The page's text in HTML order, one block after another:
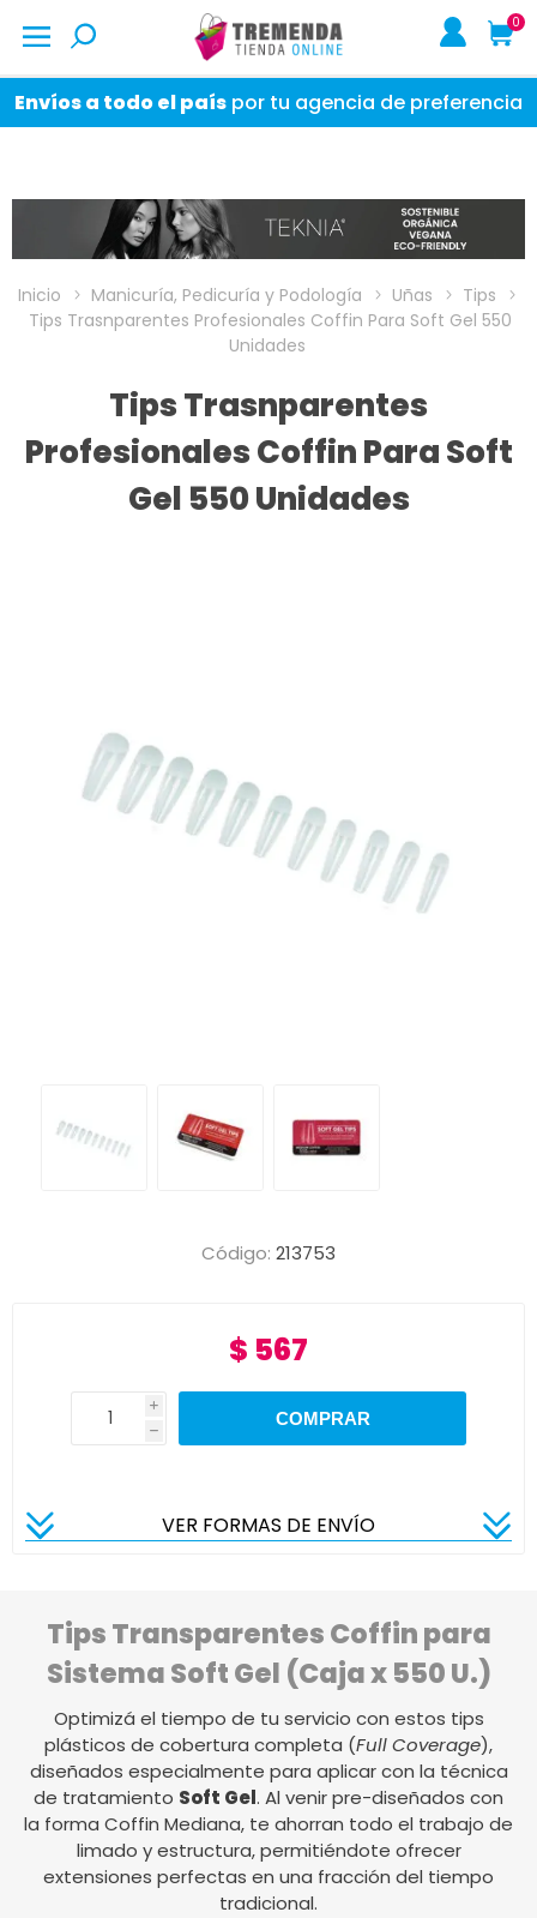
0
Envíos a todo el país por tu agencia de preferencia
Inicio Manicuría, Pedicuría y Podología Uñas
Tips
Tips Trasnparentes Profesionales Coffin Para Soft Gel 550
Unidades
Tips Trasnparentes
Profesionales Coffin Para Soft
Gel 550 Unidades
Código: 213753
$ 567
i
h
VER FORMAS DE ENVÍO
Tips Transparentes Coffin para
Sistema Soft Gel (Caja x 550 U.)
Optimizá el tiempo de tu servicio con estos tips
plásticos de cobertura completa (Full Coverage),
diseñados especialmente para aplicar con la técnica
de tratamiento Soft Gel. Al venir pre-diseñados con
la forma Coffin Mediana, te ahorran todo el trabajo de
limado y estructura, permitiéndote ofrecer
extensiones perfectas en una fracción del tiempo
tradicional.